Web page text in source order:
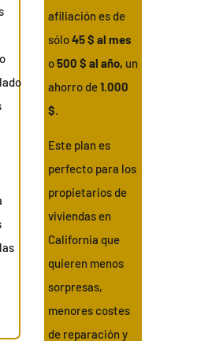
afiliación es de
sólo45 $ al mes
o500 $ al año, un
ahorro de1.000
$.
Este plan es
perfecto para los
propietarios de
viviendas en
California que
quieren menos
sorpresas,
menores costes
de reparación y